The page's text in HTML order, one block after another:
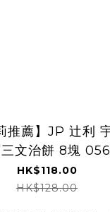
推薦】JP 辻利
文治餅 8塊
TK260806
HK$118.00
HK$128.00